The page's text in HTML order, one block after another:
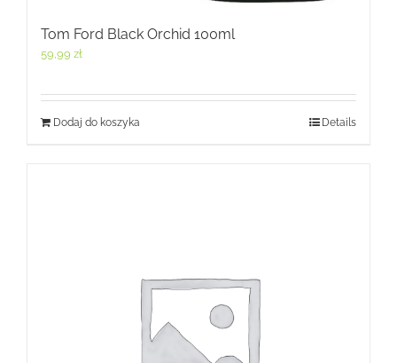
Tom Ford Black Orchid 100ml
59,99 zł
Dodaj do koszyka Details